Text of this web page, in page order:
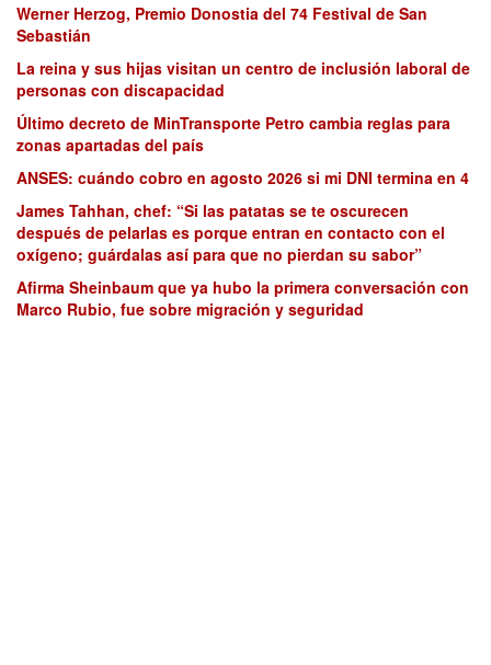
Werner Herzog, Premio Donostia del 74 Festival de San
Sebastián
La reina y sus hijas visitan un centro de inclusión laboral de
personas con discapacidad
Último decreto de MinTransporte Petro cambia reglas para
zonas apartadas del país
ANSES: cuándo cobro en agosto 2026 si mi DNI termina en 4
James Tahhan, chef: “Si las patatas se te oscurecen
después de pelarlas es porque entran en contacto con el
oxígeno; guárdalas así para que no pierdan su sabor”
Afirma Sheinbaum que ya hubo la primera conversación con
Marco Rubio, fue sobre migración y seguridad